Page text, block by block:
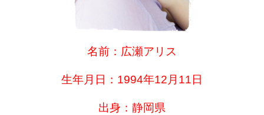
名前：広瀬アリス
生年月日：1994年12月11日
出身：静岡県